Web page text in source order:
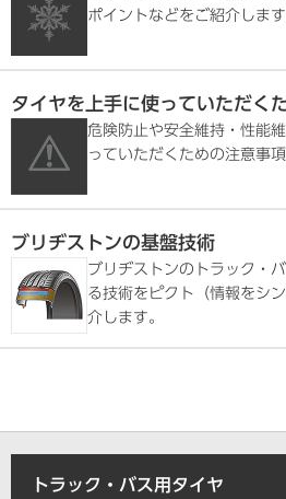
ポイントなどをご紹介します
タイヤを上手に使っていただく
危険防止や安全維持・性能
っていただくための注意事
ブリヂストンの基盤技術
ブリヂストンのトラック・
る技術をピクト（情報をシ
介します。
トラック・バス用タイヤ